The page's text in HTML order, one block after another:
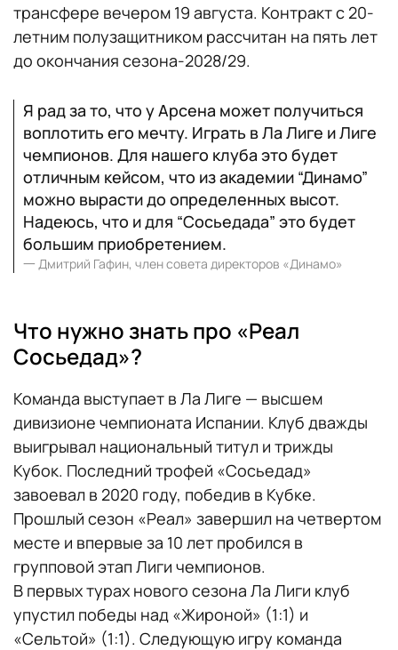
трансфере вечером 19 августа. Контракт с 20-
летним полузащитником рассчитан на пять лет
до окончания сезона-2028/29.
Я рад за то, что у Арсена может получиться
воплотить его мечту. Играть в Ла Лиге и Лиге
чемпионов. Для нашего клуба это будет
отличным кейсом, что из академии “Динамо”
можно вырасти до определенных высот.
Надеюсь, что и для “Сосьедада” это будет
большим приобретением.
一 Дмитрий Гафин, член совета директоров «Динамо»
Что нужно знать про «Реал
Сосьедад»?
Команда выступает в Ла Лиге — высшем
дивизионе чемпионата Испании. Клуб дважды
выигрывал национальный титул и трижды
Кубок. Последний трофей «Сосьедад»
завоевал в 2020 году, победив в Кубке.
Прошлый сезон «Реал» завершил на четвертом
месте и впервые за 10 лет пробился в
групповой этап Лиги чемпионов.
В первых турах нового сезона Ла Лиги клуб
упустил победы над «Жироной» (1:1) и
«Сельтой» (1:1). Следующую игру команда